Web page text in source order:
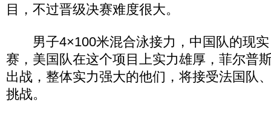
目，不过晋级决赛难度很大。
男子4×100米混合泳接力，中国队的现实
赛，美国队在这个项目上实力雄厚，菲尔普
出战，整体实力强大的他们，将接受法国队
挑战。